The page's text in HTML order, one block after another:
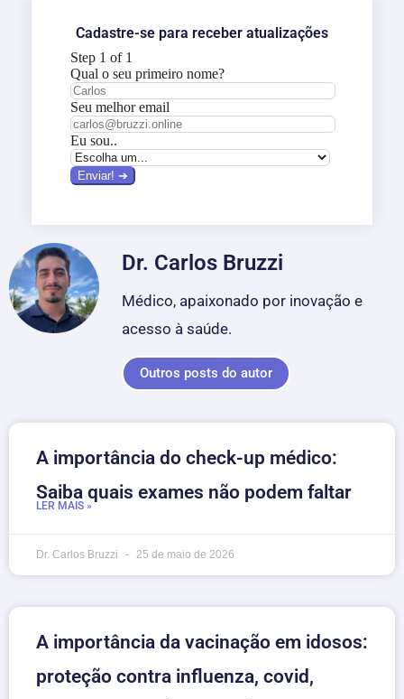
Cadastre-se para receber atualizações
Dr. Carlos Bruzzi
Médico, apaixonado por inovação e
acesso à saúde.
Outros posts do autor
A importância do check-up médico:
Saiba quais exames não podem faltar
LER MAIS »
Dr. Carlos Bruzzi 25 de maio de 2026
A importância da vacinação em idosos:
proteção contra influenza, covid,